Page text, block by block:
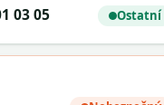
03 05 Ostatní